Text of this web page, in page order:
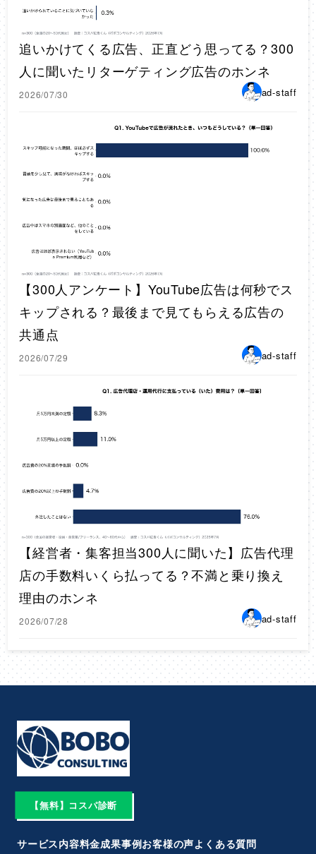
追いかけてくる広告、正直どう思ってる？300
人に聞いたリターゲティング広告のホンネ
2026/07/30 ad-staff
【300人アンケート】YouTube広告は何秒でス
キップされる？最後まで見てもらえる広告の
共通点
2026/07/29 ad-staff
【経営者・集客担当300人に聞いた】広告代理
店の手数料いくら払ってる？不満と乗り換え
理由のホンネ
2026/07/28 ad-staff
【無料】コスパ診断
サービス内容料金成果事例お客様の声よくある質問